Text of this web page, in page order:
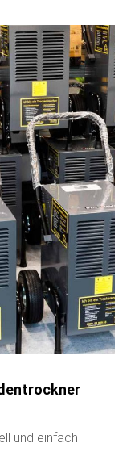
und einfach